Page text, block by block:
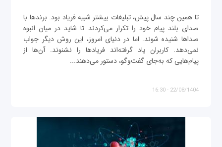
تا همین چند سال پیش، تبلیغات بیشتر شبیه فریاد بود. برندها با
صدای بلند پیام خود را تکرار می‌کردند تا شاید در میان انبوه
صداها شنیده شوند. اما در دنیای امروز، این روش دیگر جواب
نمی‌دهد. کاربران یاد گرفته‌اند فریادها را نشنوند. آن‌ها از
پیام‌هایی که به‌جای گفت‌وگو، دستور می‌دهند...
22/08/1404 - 16:30